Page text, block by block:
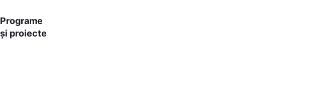
Programe
și proiecte